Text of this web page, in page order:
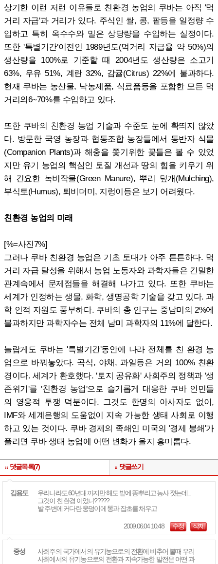
상기한 이런 저런 이유들로 친환경 농업의 쿠바는 아직 '먹
거리 자급'과 거리가 있다. 주식인 쌀, 콩, 팥등을 일정량 수
입하고 특히 옥수수와 밀은 상당량을 수입하는 실정이다.
또한 '특별기간'이전인 1989년도(먹거리 자급율 약 50%)의
생산량을 100%로 기준할 때 2004년도 생산량은 소고기
63%, 우유 51%, 계란 32%, 감귤(Citrus) 22%에 불과하다.
현재 쿠바는 농산물, 낙농제품, 식료품등을 포함한 모든 먹
거리의6~70%를 수입하고 있다.
또한 쿠바의 친환경 농업 기술과 수준도 눈에 확띄지 않았
다. 방문한 국영 농장과 협동조합 농장들에서 동반자 식물
(Companion Plants)과 해충을 쫓기위한 꽃들은 볼 수 있었
지만 유기 농업의 핵심인 토질 개선과 땅의 힘을 키우기 위
해 긴요한 녹비작물(Green Manure), 뿌리 덮개(Mulching),
부식토(Humus), 퇴비더미, 지렁이등은 보기 어려웠다.
친환경 농업의 미래
[%=사진7%]
그러나 쿠바 친환경 농업은 기초 토대가 아주 튼튼하다. 먹
거리 자급 달성을 위해서 농업 노동자와 과학자들은 긴밀한
관계속에서 문제점들을 해결해 나가고 있다. 또한 쿠바는
세계가 인정하는 생물, 화학, 생명공학 기술을 갖고 있다. 과
학 인적 자원도 풍부하다. 쿠바의 총 인구는 중남미의 2%에
불과하지만 과학자수는 전체 남미 과학자의 11%에 달한다.
놀랍게도 쿠바는 '특별기간'동안에 나라 전체를 친 환경 농
업으로 바꿔놓았다. 곡식, 야채, 과일등은 거의 100% 친환
경이다. 세계가 환호했다. '토지 공유화' 사회주의 정책과 '생
존위기'를 '친환경 농업'으로 슬기롭게 대응한 쿠바 인민들
의 영웅적 투쟁 덕분이다. 그것도 한명의 아사자도 없이,
IMF와 세계은행의 도움없이 지속 가능한 생태 사회로 이행
하고 있는 것이다. 쿠바 경제의 족쇄인 미국의 '경제 봉쇄'가
풀리면 쿠바 생태 농업에 어떤 변화가 올지 흥미롭다.
댓글목록(7) 댓글쓰기
김용도
우리나라도 60년대 까지만 해도 밭에 똥뿌리고 농사 졋는데...
그것이 친 환경 이었나?????
밭 주변에 커다란 웅덩이에 똥과 잡초를 채우고
2009.06.04 10:48 수정 삭제
중성
사회주의 국가에서의 유기농으로의 전환에 비추어 볼때 우리
사회에서의 유기농으로의 전환과 지속가능한 발전은 어떤 과